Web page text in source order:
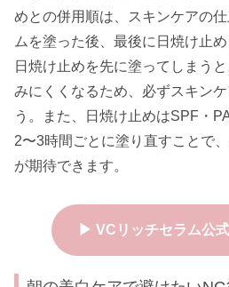
めとの併用順は、スキンケアの
ムを塗った後、最後に日焼け止
日焼け止めを先に塗ってしまう
みにくくなるため、必ずスキン
う。また、日焼け止めはSPF・
2〜3時間ごとに塗り直すことで
が期待できます。
▶ VCリッチセラム公